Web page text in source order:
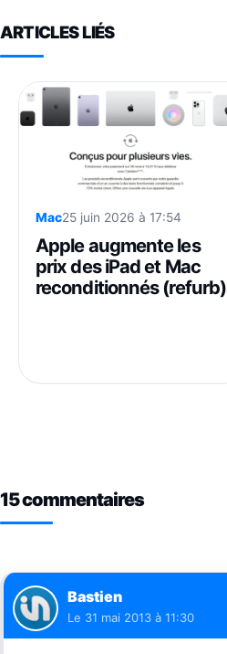
ARTICLES LIÉS
Mac25 juin 2026 à 17:54
Apple augmente les
prix des iPad et Mac
reconditionnés (refurb)
15 commentaires
Bastien
Le 31 mai 2013 à 11:30